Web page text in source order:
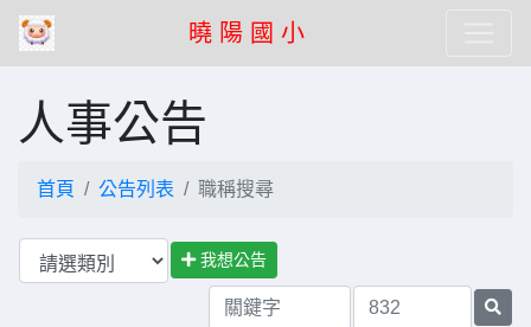
曉 陽 國 小
人事公告
首頁 公告列表 職稱搜尋
我想公告